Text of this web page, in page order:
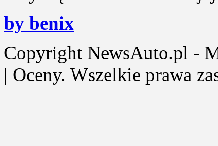
by benix
Copyright NewsAuto.pl -
| Oceny. Wszelkie prawa